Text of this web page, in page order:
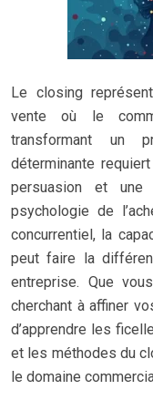
Le closing
vente où le
transformant un
déterminante
persuasion et une
psychologie de
concurrentiel, la
peut faire la
entreprise. Que
cherchant à affiner
d’apprendre les
et les méthodes du
le domaine